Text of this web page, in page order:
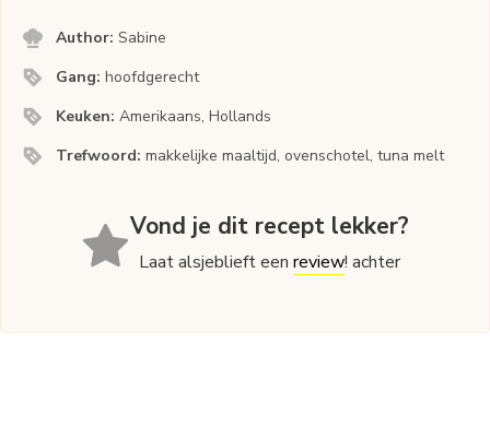
Author:Sabine
Gang:hoofdgerecht
Keuken:Amerikaans, Hollands
Trefwoord:makkelijke maaltijd, ovenschotel, tuna melt
Vond je dit recept lekker?
Laat alsjeblieft eenreview! achter